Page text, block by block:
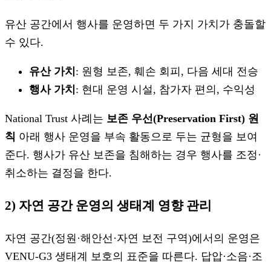
유산 공간에서 행사를 운영하면 두 가지 가치가 충돌할
수 있다.
유산 가치 : 원형 보존, 훼손 회피, 다음 세대 전승
행사 가치 : 현대 운영 시설, 참가자 편의, 수익성
National Trust 사례는 보존 우선(Preservation First) 원
칙 아래 행사 운영을 부속 활동으로 두는 균형을 보여
준다. 행사가 유산 보존을 침해하는 경우 행사를 조정·
취소하는 결정을 한다.
2) 자연 공간 운영의 생태계 영향 관리
자연 공간(정원·해안선·자연 보전 구역)에서의 운영은
VENU-G3 생태계 보호의 표준을 따른다. 답압·소음·조